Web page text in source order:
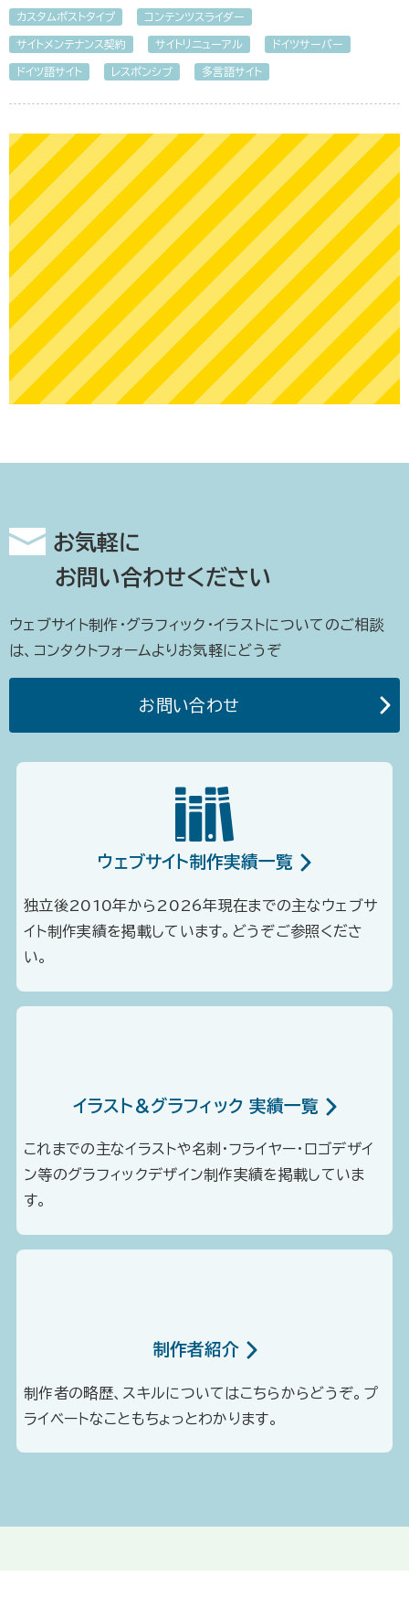
カスタムポストタイプ コンテンツスライダー
サイトメンテナンス契約 サイトリニューアル ドイツサーバー
ドイツ語サイト レスポンシブ 多言語サイト
お気軽に
お問い合わせください
ウェブサイト制作・グラフィック・イラストについてのご相談
は、コンタクトフォームよりお気軽にどうぞ
お問い合わせ
ウェブサイト制作実績一覧
独立後2010年から2026年現在までの主なウェブサ
イト制作実績を掲載しています。どうぞご参照くださ
い。
イラスト＆グラフィック 実績一覧
これまでの主なイラストや名刺・フライヤー・ロゴデザイ
ン等のグラフィックデザイン制作実績を掲載していま
す。
制作者紹介
制作者の略歴、スキルについてはこちらからどうぞ。プ
ライベートなこともちょっとわかります。